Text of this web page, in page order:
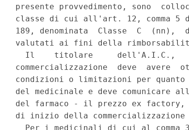
presente provvedimento, sono
classe di cui all'art. 12, comma 5
189, denominata  Classe  C  (nn),
valutati ai fini della
Il    titolare     dell'A.I.C.,
commercializzazione  deve  avere
condizioni o limitazioni per
del medicinale e deve comunicare
del farmaco - il prezzo ex
di inizio della
Per i medicinali di cui al comma